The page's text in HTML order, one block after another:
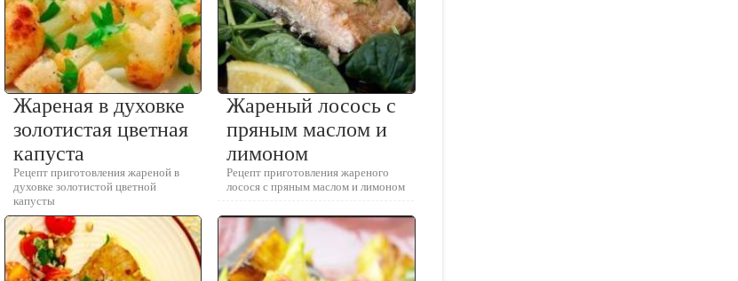
Жареная в духовке
золотистая цветная
капуста
Рецепт приготовления жареной в
духовке золотистой цветной
капусты
Жареный лосось с
пряным маслом и
лимоном
Рецепт приготовления жареного
лосося с пряным маслом и лимоном